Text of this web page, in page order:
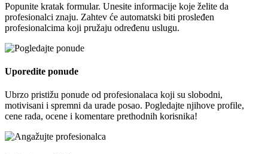
Popunite kratak formular. Unesite informacije koje želite da
profesionalci znaju. Zahtev će automatski biti prosleđen
profesionalcima koji pružaju određenu uslugu.
Uporedite ponude
Ubrzo pristižu ponude od profesionalaca koji su slobodni,
motivisani i spremni da urade posao. Pogledajte njihove profile,
cene rada, ocene i komentare prethodnih korisnika!